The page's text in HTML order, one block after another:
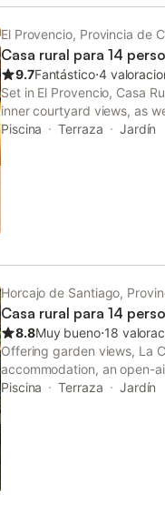
El Provencio, Provincia de
Casa rural para 14
9.7Fantástico⋅4
Set in El Provencio, Casa
inner courtyard views, as
bath.
Piscina Terraza Jardín
Horcajo de Santiago,
Casa rural para 14
8.8Muy bueno⋅18
Offering garden views, La
accommodation, an open-
country house features a
Piscina Terraza Jardín